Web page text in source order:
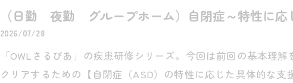
（日勤 夜勤 グループホーム）自閉症～特性に応
2026/07/28
「OWLさるびあ」の疾患研修シリーズ。今回は前回の基本理
クリアするための【自閉症（ASD）の特性に応じた具体的な支